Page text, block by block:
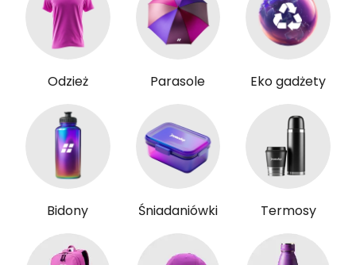
Odzież Parasole Eko gadżety
Bidony Śniadaniówki Termosy